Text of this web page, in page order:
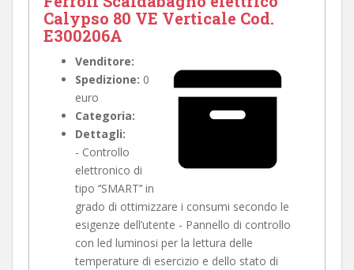
Calypso 80 VE Verticale Cod.
E300206A
Venditore:
Spedizione: 0
euro
Categoria:
Dettagli:
- Controllo
elettronico di
tipo ‘’SMART’’ in
grado di ottimizzare i consumi secondo le
esigenze dell’utente - Pannello di controllo
con led luminosi per la lettura delle
temperature di esercizio e dello stato di